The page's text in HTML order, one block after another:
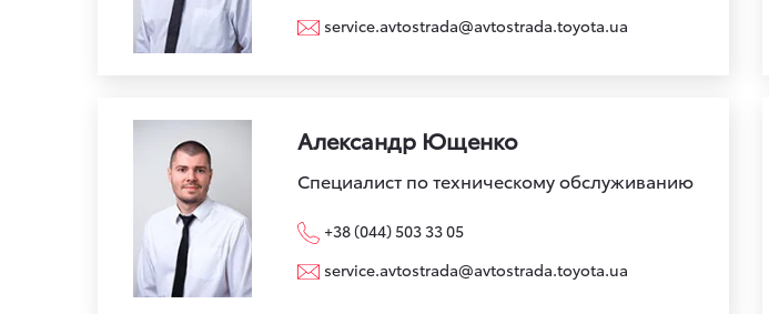
service.avtostrada@avtostrada.toyota.ua
Александр Ющенко
Специалист по техническому обслуживанию
+38 (044) 503 33 05
service.avtostrada@avtostrada.toyota.ua